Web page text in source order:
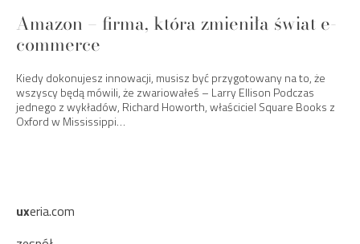
Amazon – firma, która zmieniła świat e-
commerce
Kiedy dokonujesz innowacji, musisz być przygotowany na to, że
wszyscy będą mówili, że zwariowałeś – Larry Ellison Podczas
jednego z wykładów, Richard Howorth, właściciel Square Books z
Oxford w Mississippi…
uxeria.com